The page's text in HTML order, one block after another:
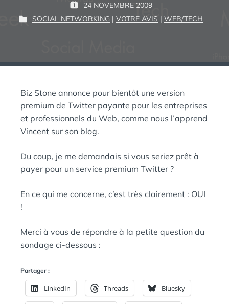
P
U
É
24 NOVEMBRE 2009
A
G
P
I
D
A
SOCIAL NETWORKING | VOTRE AVIS | WEB/TECH
Biz Stone annonce pour bientôt une version
premium de Twitter payante pour les entreprises
et professionnels du Web, comme nous l’apprend
Vincent sur son blog.
Du coup, je me demandais si vous seriez prêt à
payer pour un service premium Twitter ?
En ce qui me concerne, c’est très clairement : OUI
!
Merci à vous de répondre à la petite question du
sondage ci-dessous :
Partager :
LinkedIn Threads Bluesky